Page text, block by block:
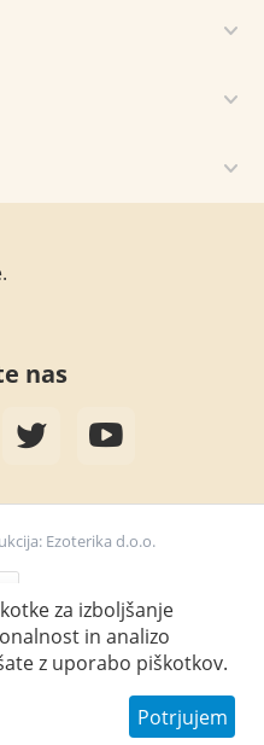
Dodaj v košarico
nas
Ezoterika d.o.o.
Wish list Profile
za izboljšanje
in analizo
z uporabo piškotkov.
Potrjujem